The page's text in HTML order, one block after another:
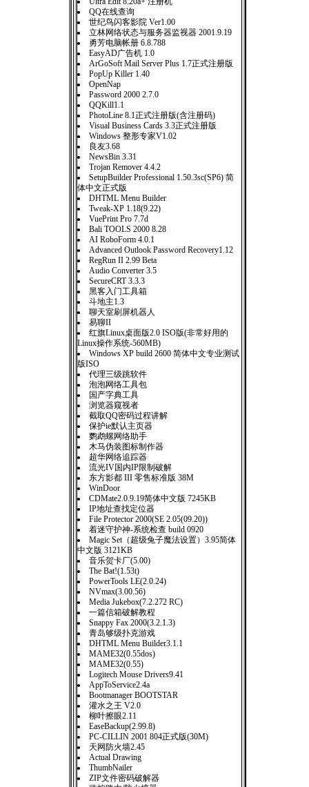
QQ在线查询
世纪鸟闪客影院 Ver1.00
立林网络状态与服务器监视器 2001.9.19
勇芳电脑帐册 6.8.788
EasyAD广告机 1.0
ArGoSoft Mail Server Plus 1.7正式注册版
PopUp Killer 1.40
OpenNap
Password 2000 2.7.0
QQKill1.1
PhotoLine 8.1正式注册版(含注册码)
Visual Business Cards 3.3正式注册版
Windows 整形专家V1.02
良友3.68
NewsBin 3.31
Trojan Remover 4.4.2
SetupBuilder Professional 1.50.3sc(SP6) 简
体中文正式版
DHTML Menu Builder
Tweak-XP 1.18(9.22)
VuePrint Pro 7.7d
Bali TOOLS 2000 8.28
AI RoboForm 4.0.1
Advanced Outlook Password Recovery1.12
RegRun II 2.99 Beta
Audio Converter 3.5
SecureCRT 3.3.3
黑客入门工具箱
斗地主1.3
聊天室刷屏机器人
易聊II
红旗Linux桌面版2.0 ISO版(非常好用的
Linux操作系统-560MB)
Windows XP build 2600 简体中文专业测试
版ISO
代理三级跳软件
泡泡网络工具包
国产字典工具
浏览器窥视者
截取QQ密码过程讲解
保护ie默认主页器
鹦鹉螺网络助手
木马伪装图标制作器
超华网络追踪器
流光IV国内IP限制破解
东方影都 III 零售标准版 38M
WinDoor
CDMate2.0.9.19简体中文版 7245KB
IP地址查找定位器
File Protector 2000(SE 2.05(09.20))
着迷守护神-系统检查 build 0920
Magic Set（超级兔子魔法设置）3.95简体
中文版 3121KB
音乐贺卡厂(5.00)
The Bat!(1.53t)
PowerTools LE(2.0.24)
NVmax(3.00.56)
Media Jukebox(7.2.272 RC)
一篇信箱破解教程
Snappy Fax 2000(3.2.1.3)
青岛够级扑克游戏
DHTML Menu Builder3.1.1
MAME32(0.55dos)
MAME32(0.55)
Logitech Mouse Drivers9.41
AppToService2.4a
Bootmanager BOOTSTAR
灌水之王 V2.0
柳叶擦眼2.11
EaseBackup(2.99.8)
PC-CILLIN 2001 804正式版(30M)
天网防火墙2.45
Actual Drawing
ThumbNailer
ZIP文件密码破解器